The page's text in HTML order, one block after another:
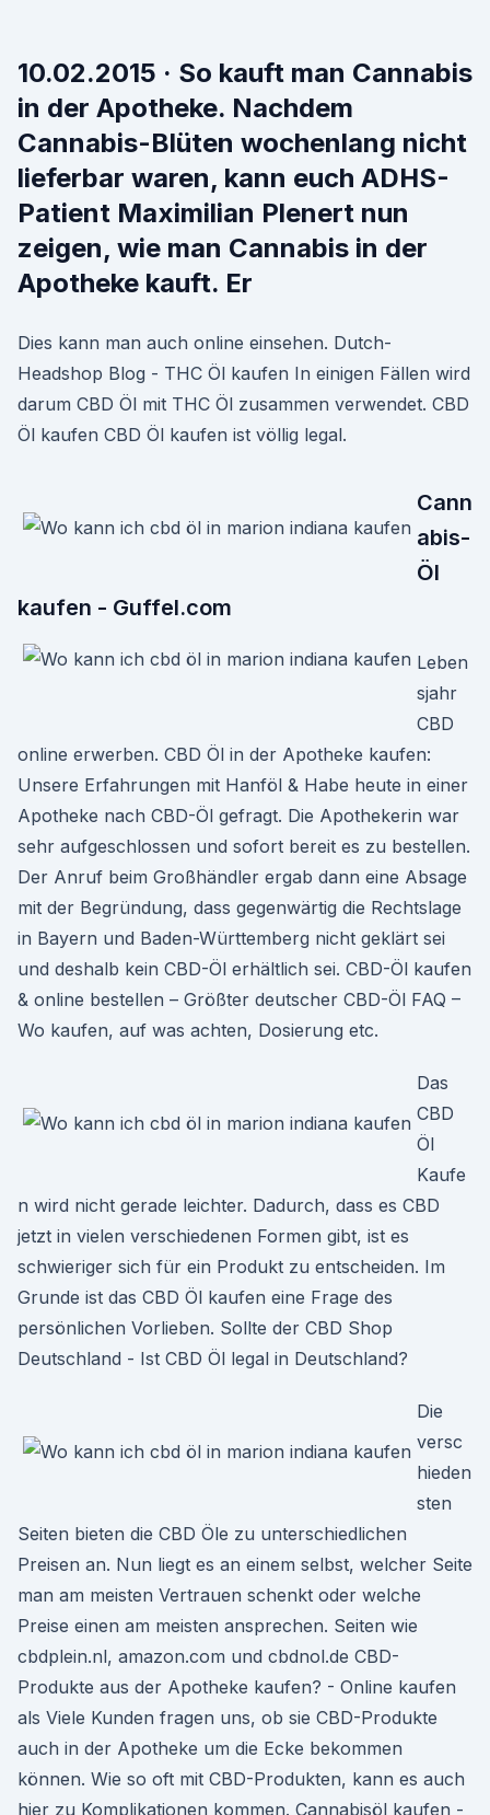
10.02.2015 · So kauft man Cannabis
in der Apotheke. Nachdem
Cannabis-Blüten wochenlang nicht
lieferbar waren, kann euch ADHS-
Patient Maximilian Plenert nun
zeigen, wie man Cannabis in der
Apotheke kauft. Er
Dies kann man auch online einsehen. Dutch-
Headshop Blog - THC Öl kaufen In einigen Fällen wird
darum CBD Öl mit THC Öl zusammen verwendet. CBD
Öl kaufen CBD Öl kaufen ist völlig legal.
Cann
abis-
Öl
kaufen - Guffel.com
Leben
sjahr
CBD
online erwerben. CBD Öl in der Apotheke kaufen:
Unsere Erfahrungen mit Hanföl & Habe heute in einer
Apotheke nach CBD-Öl gefragt. Die Apothekerin war
sehr aufgeschlossen und sofort bereit es zu bestellen.
Der Anruf beim Großhändler ergab dann eine Absage
mit der Begründung, dass gegenwärtig die Rechtslage
in Bayern und Baden-Württemberg nicht geklärt sei
und deshalb kein CBD-Öl erhältlich sei. CBD-Öl kaufen
& online bestellen – Größter deutscher CBD-Öl FAQ –
Wo kaufen, auf was achten, Dosierung etc.
Das
CBD
Öl
Kaufe
n wird nicht gerade leichter. Dadurch, dass es CBD
jetzt in vielen verschiedenen Formen gibt, ist es
schwieriger sich für ein Produkt zu entscheiden. Im
Grunde ist das CBD Öl kaufen eine Frage des
persönlichen Vorlieben. Sollte der CBD Shop
Deutschland - Ist CBD Öl legal in Deutschland?
Die
versc
hieden
sten
Seiten bieten die CBD Öle zu unterschiedlichen
Preisen an. Nun liegt es an einem selbst, welcher Seite
man am meisten Vertrauen schenkt oder welche
Preise einen am meisten ansprechen. Seiten wie
cbdplein.nl, amazon.com und cbdnol.de CBD-
Produkte aus der Apotheke kaufen? - Online kaufen
als Viele Kunden fragen uns, ob sie CBD-Produkte
auch in der Apotheke um die Ecke bekommen
können. Wie so oft mit CBD-Produkten, kann es auch
hier zu Komplikationen kommen. Cannabisöl kaufen -